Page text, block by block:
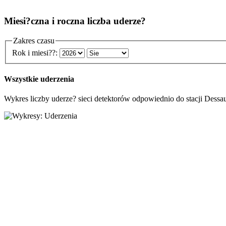
Miesi?czna i roczna liczba uderze?
Zakres czasu
Rok i miesi??:
Wszystkie uderzenia
Wykres liczby uderze? sieci detektorów odpowiednio do stacji